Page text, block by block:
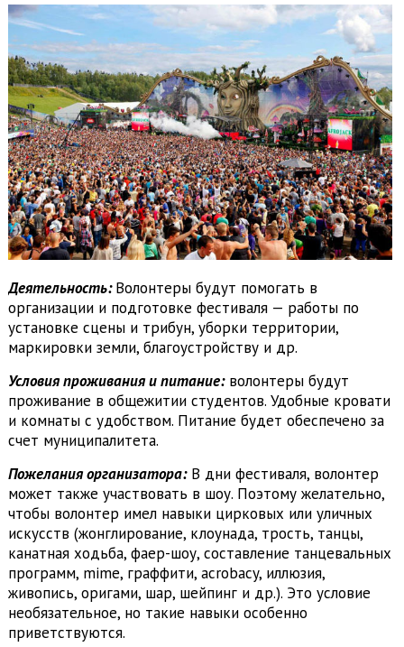
Деятельность:Волонтеры будут помогать в
организации и подготовке фестиваля — работы по
установке сцены и трибун, уборки территории,
маркировки земли, благоустройству и др.
Условия проживания и питание:волонтеры будут
проживание в общежитии студентов. Удобные кровати
и комнаты с удобством. Питание будет обеспечено за
счет муниципалитета.
Пожелания организатора:В дни фестиваля, волонтер
может также участвовать в шоу. Поэтому желательно,
чтобы волонтер имел навыки цирковых или уличных
искусств (жонглирование, клоунада, трость, танцы,
канатная ходьба, фаер-шоу, составление танцевальных
программ, mime, граффити, acrobacy, иллюзия,
живопись, оригами, шар, шейпинг и др.). Это условие
необязательное, но такие навыки особенно
приветствуются.